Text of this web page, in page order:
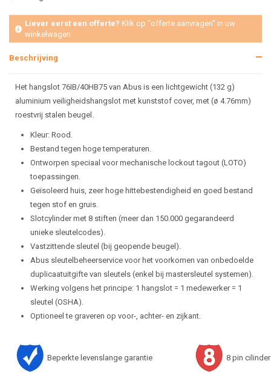
Liever eerst een offerte? Klik op "offerte aanvragen" in uw
winkelwagen
Beschrijving
Het hangslot 76IB/40HB75 van Abus is een lichtgewicht (132 g)
aluminium veiligheidshangslot met kunststof cover, met (ø 4.76mm)
roestvrij stalen beugel.
Kleur: Rood.
Bestand tegen hoge temperaturen.
Ontworpen speciaal voor mechanische lockout tagout (LOTO)
toepassingen.
Geïsoleerd huis, zeer hoge hittebestendigheid en goed bestand
tegen stof en gruis.
Slotcylinder met 8 stiften (meer dan 150.000 gegarandeerd
unieke sleutelcodes).
Vastzittende sleutel (bij geopende beugel).
Abus sleutelbeheerservice voor het voorkomen van onbedoelde
duplicaatuitgifte van sleutels (enkel bij mastersleutel systemen).
Werking volgens het principe: 1 hangslot = 1 medewerker = 1
sleutel (OSHA).
Optioneel te graveren op voor-, achter- en zijkant.
Beperkte levenslange garantie 8 pin